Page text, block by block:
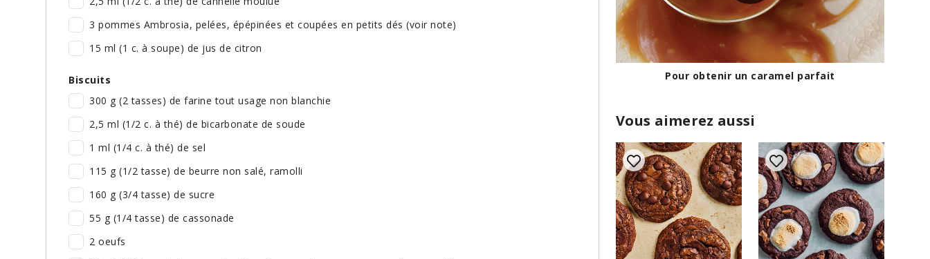
Pour obtenir un caramel parfait
Vous aimerez aussi
3 pommes Ambrosia, pelées, épépinées et coupées en petits dés (voir note)
15 ml (1 c. à soupe) de jus de citron
Biscuits
300 g (2 tasses) de farine tout usage non blanchie
2,5 ml (1/2 c. à thé) de bicarbonate de soude
1 ml (1/4 c. à thé) de sel
115 g (1/2 tasse) de beurre non salé, ramolli
160 g (3/4 tasse) de sucre
55 g (1/4 tasse) de cassonade
2 oeufs